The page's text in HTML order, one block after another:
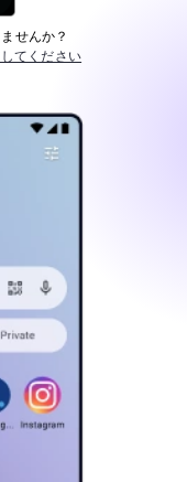
せんか？
てください